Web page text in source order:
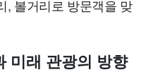
, 볼거리로 방문객을 맞
미래 관광의 방향